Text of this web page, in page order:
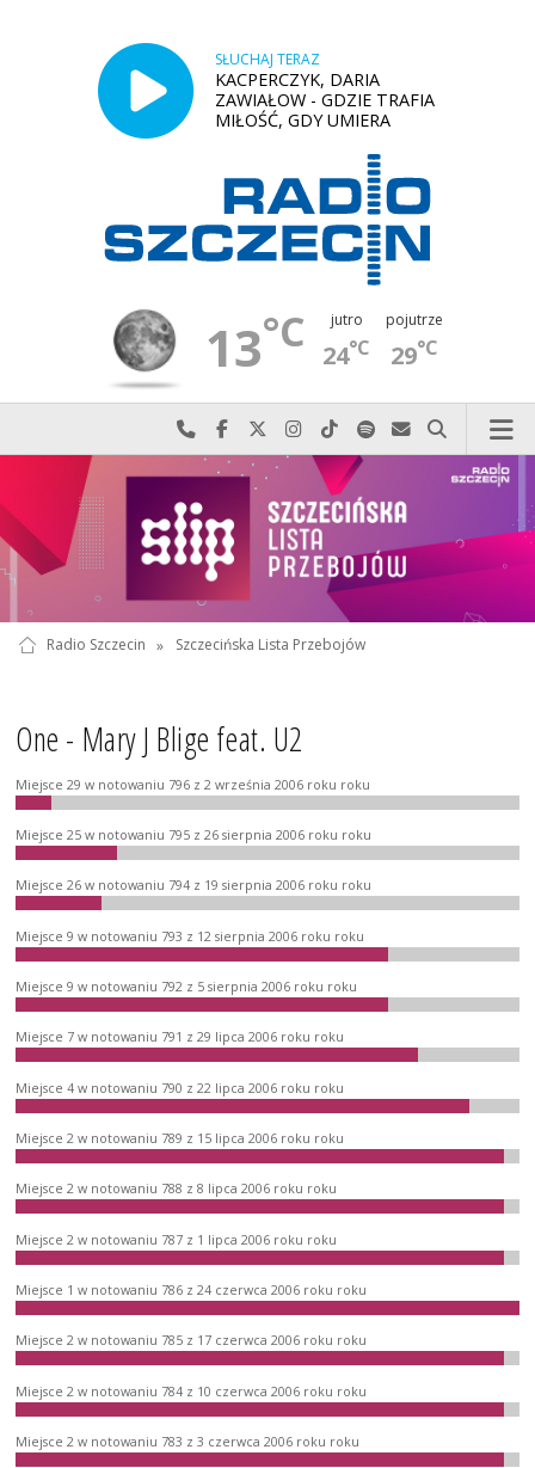
SŁUCHAJ TERAZ
KACPERCZYK, DARIA
ZAWIAŁOW - GDZIE TRAFIA
MIŁOŚĆ, GDY UMIERA
13°C jutro
24°C
pojutrze
29°C
Najlepiej po prostu do nas zadzwoń
Odwiedź nas na Facebook-u
Odwiedź nas na X
Odwiedź nas na Instagram-ie
Odwiedź nas na TikTok-u
Szukaj nas na Spotify
Wyślij do nas
Szukaj
Radio Szczecin » Szczecińska Lista Przebojów
One - Mary J Blige feat. U2
Miejsce 29 w notowaniu 796 z 2 września 2006 roku roku
Miejsce 25 w notowaniu 795 z 26 sierpnia 2006 roku roku
Miejsce 26 w notowaniu 794 z 19 sierpnia 2006 roku roku
Miejsce 9 w notowaniu 793 z 12 sierpnia 2006 roku roku
Miejsce 9 w notowaniu 792 z 5 sierpnia 2006 roku roku
Miejsce 7 w notowaniu 791 z 29 lipca 2006 roku roku
Miejsce 4 w notowaniu 790 z 22 lipca 2006 roku roku
Miejsce 2 w notowaniu 789 z 15 lipca 2006 roku roku
Miejsce 2 w notowaniu 788 z 8 lipca 2006 roku roku
Miejsce 2 w notowaniu 787 z 1 lipca 2006 roku roku
Miejsce 1 w notowaniu 786 z 24 czerwca 2006 roku roku
Miejsce 2 w notowaniu 785 z 17 czerwca 2006 roku roku
Miejsce 2 w notowaniu 784 z 10 czerwca 2006 roku roku
Miejsce 2 w notowaniu 783 z 3 czerwca 2006 roku roku